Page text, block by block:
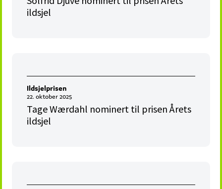
ildsjel
Ildsjelprisen
22. oktober 2025
Tage Wærdahl nominert til prisen Årets
ildsjel